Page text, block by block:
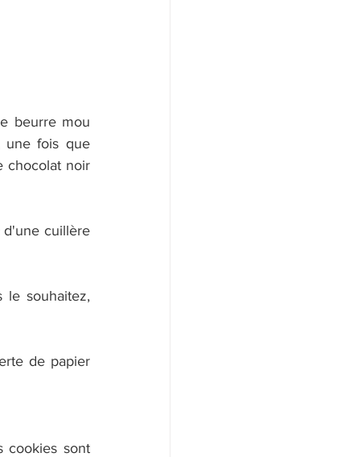
une fois que
chocolat noir
d'une cuillère
le souhaitez,
de papier
cookies sont